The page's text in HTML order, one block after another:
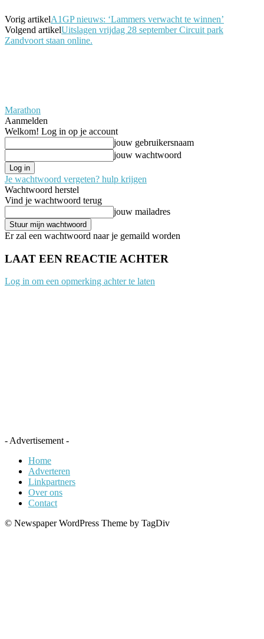
Vorig artikelA1GP nieuws: ‘Lammers verwacht te winnen’
Volgend artikelUitslagen vrijdag 28 september Circuit park
Zandvoort staan online.
Marathon
Aanmelden
Welkom! Log in op je account
jouw gebruikersnaam
jouw wachtwoord
Je wachtwoord vergeten? hulp krijgen
Wachtwoord herstel
Vind je wachtwoord terug
jouw mailadres
Er zal een wachtwoord naar je gemaild worden
LAAT EEN REACTIE ACHTER
Log in om een opmerking achter te laten
- Advertisement -
Home
Adverteren
Linkpartners
Over ons
Contact
© Newspaper WordPress Theme by TagDiv